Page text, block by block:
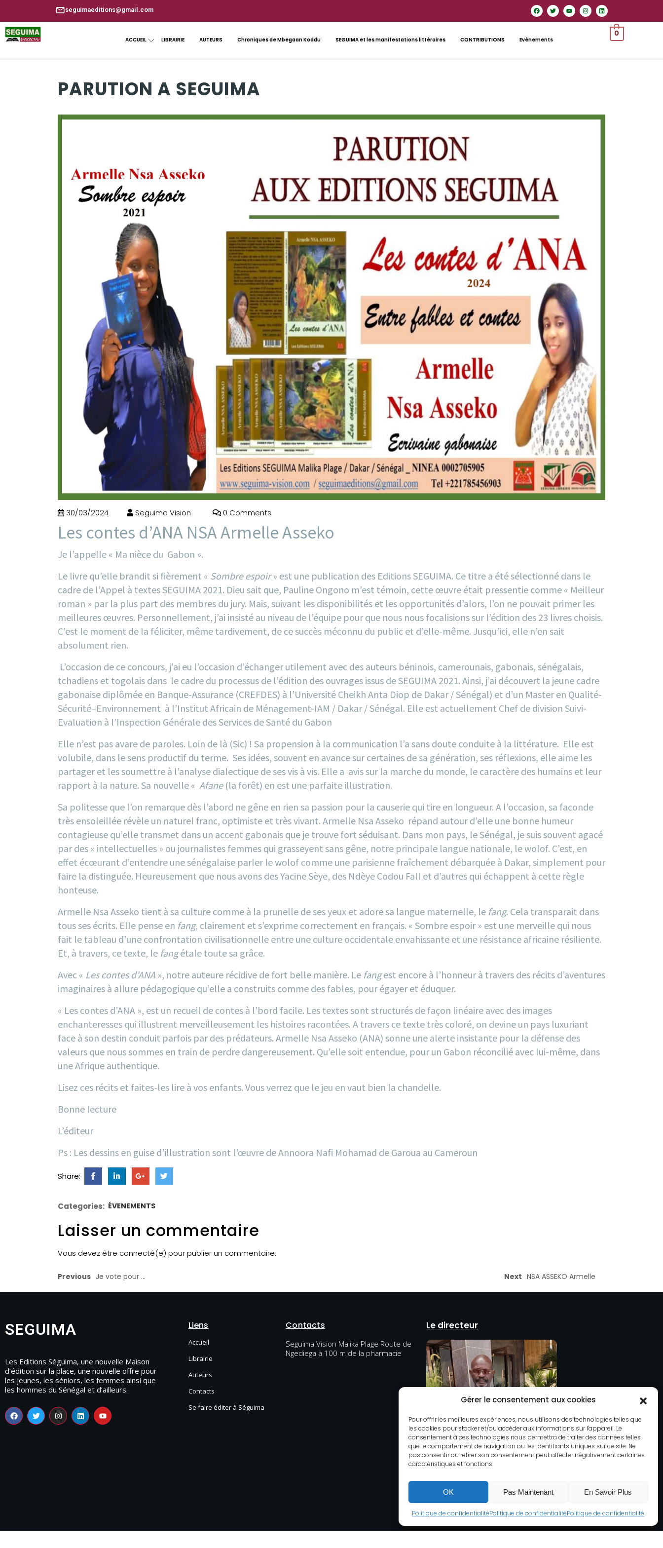
Gérer le consentement aux cookies
Pour offrir les meilleures expériences, nous utilisons des technologies telles que
les cookies pour stocker et/ou accéder aux informations sur l'appareil. Le
consentement à ces technologies nous permettra de traiter des données telles
que le comportement de navigation ou les identifiants uniques sur ce site. Ne
pas consentir ou retirer son consentement peut affecter négativement certaines
caractéristiques et fonctions.
OK Pas Maintenant En Savoir Plus
Politique de confidentialitéPolitique de confidentialitéPolitique de confidentialité
seguimaeditions@gmail.com
ACCUEIL LIBRAIRIE AUTEURS Chroniques de Mbegaan Koddu SEGUIMA et les manifestations littéraires CONTRIBUTIONS Evénements
0
PARUTION A SEGUIMA
30/03/2024 Seguima Vision 0 Comments
Les contes d’ANA NSA Armelle Asseko
Je l’appelle « Ma nièce du Gabon ».
Le livre qu’elle brandit si fièrement « Sombre espoir» est une publication des Editions SEGUIMA. Ce titre a été sélectionné dans le
cadre de l’Appel à textesSEGUIMA 2021. Dieu sait que, Pauline Ongono m’est témoin, cette œuvre était pressentie comme « Meilleur
roman » par la plus part des membres du jury. Mais, suivant les disponibilités et les opportunités d’alors, l’on ne pouvait primer les
meilleures œuvres. Personnellement, j’ai insisté au niveau de l’équipe pour que nous nous focalisions sur l’édition des 23 livres choisis.
C’est le moment de la féliciter, même tardivement, de ce succès méconnu du public et d’elle-même. Jusqu’ici, elle n’en sait
absolument rien.
L’occasion de ce concours, j’ai eu l’occasion d’échanger utilement avec des auteurs béninois, camerounais, gabonais, sénégalais,
tchadiens et togolais dans le cadre du processus de l’édition des ouvrages issus deSEGUIMA 2021. Ainsi, j’ai découvert la jeune cadre
gabonaise diplômée en Banque-Assurance (CREFDES) à l’Université Cheikh Anta Diop de Dakar / Sénégal) et d’un Master en Qualité-
Sécurité–Environnement à l’Institut Africain de Ménagement-IAM / Dakar / Sénégal. Elle est actuellement Chef de division Suivi-
Evaluation à l’Inspection Générale des Services de Santé du Gabon
Elle n’est pas avare de paroles. Loin de là (Sic) ! Sa propension à la communication l’a sans doute conduite à la littérature. Elle est
volubile, dans le sens productif du terme. Ses idées, souvent en avance sur certaines de sa génération, ses réflexions, elle aime les
partager et les soumettre à l’analyse dialectique de ses vis à vis. Elle a avis sur la marche du monde, le caractère des humains et leur
rapport à la nature. Sa nouvelle « Afane(la forêt) en est une parfaite illustration.
Sa politesse que l’on remarque dès l’abord ne gêne en rien sa passion pour la causerie qui tire en longueur. A l’occasion, sa faconde
très ensoleillée révèle un naturel franc, optimiste et très vivant. Armelle Nsa Asseko répand autour d’elle une bonne humeur
contagieuse qu’elle transmet dans un accent gabonais que je trouve fort séduisant. Dans mon pays, le Sénégal, je suis souvent agacé
par des « intellectuelles » ou journalistes femmes qui grasseyent sans gêne, notre principale langue nationale, le wolof. C’est, en
effet écœurant d’entendre une sénégalaise parler le wolof comme une parisienne fraîchement débarquée à Dakar, simplement pour
faire la distinguée. Heureusement que nous avons des Yacine Sèye, des Ndèye Codou Fall et d’autres qui échappent à cette règle
honteuse.
Armelle Nsa Asseko tient à sa culture comme à la prunelle de ses yeux et adore sa langue maternelle, le fang. Cela transparait dans
tous ses écrits. Elle pense en fang, clairement et s’exprime correctement en français. « Sombre espoir » est une merveille qui nous
fait le tableau d’une confrontation civilisationnelle entre une culture occidentale envahissante et une résistance africaine résiliente.
Et, à travers, ce texte, le fangétale toute sa grâce.
Avec « Les contes d’ANA », notre auteure récidive de fort belle manière. Le fangest encore à l’honneur à travers des récits d’aventures
imaginaires à allure pédagogique qu’elle a construits comme des fables, pour égayer et éduquer.
« Les contes d’ANA », est un recueil de contes à l’bord facile. Les textes sont structurés de façon linéaire avec des images
enchanteresses qui illustrent merveilleusement les histoires racontées. A travers ce texte très coloré, on devine un pays luxuriant
face à son destin conduit parfois par des prédateurs. Armelle Nsa Asseko (ANA) sonne une alerte insistante pour la défense des
valeurs que nous sommes en train de perdre dangereusement. Qu’elle soit entendue, pour un Gabon réconcilié avec lui-même, dans
une Afrique authentique.
Lisez ces récits et faites-les lire à vos enfants. Vous verrez que le jeu en vaut bien la chandelle.
Bonne lecture
L’éditeur
Ps : Les dessins en guise d’illustration sont l’œuvre de Annoora Nafi Mohamad de Garoua au Cameroun
Share:
Categories: ÉVENEMENTS
Laisser un commentaire
Vous devez être connecté(e) pour publier un commentaire.
Previous Je vote pour … Next NSA ASSEKO Armelle
SEGUIMA
Les Editions Séguima, une nouvelle Maison
d’édition sur la place, une nouvelle offre pour
les jeunes, les séniors, les femmes ainsi que
les hommes du Sénégal et d’ailleurs.
Liens
Accueil
Librairie
Auteurs
Contacts
Se faire éditer à Séguima
Contacts
Seguima Vision Malika Plage Route de
Ngediega à 100 m de la pharmacie
Le directeur